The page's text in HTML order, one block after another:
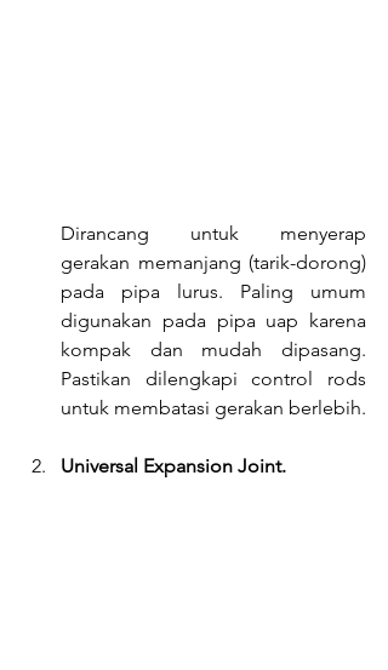
Dirancang untuk menyerap
gerakan memanjang (tarik-dorong)
pada pipa lurus. Paling umum
digunakan pada pipa uap karena
kompak dan mudah dipasang.
Pastikan dilengkapi control rods
untuk membatasi gerakan berlebih.
Universal Expansion Joint.